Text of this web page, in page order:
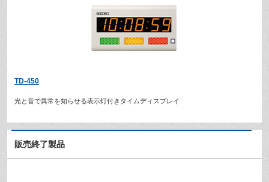
TD-450
光と音で異常を知らせる表示灯付きタイムディスプレイ
販売終了製品